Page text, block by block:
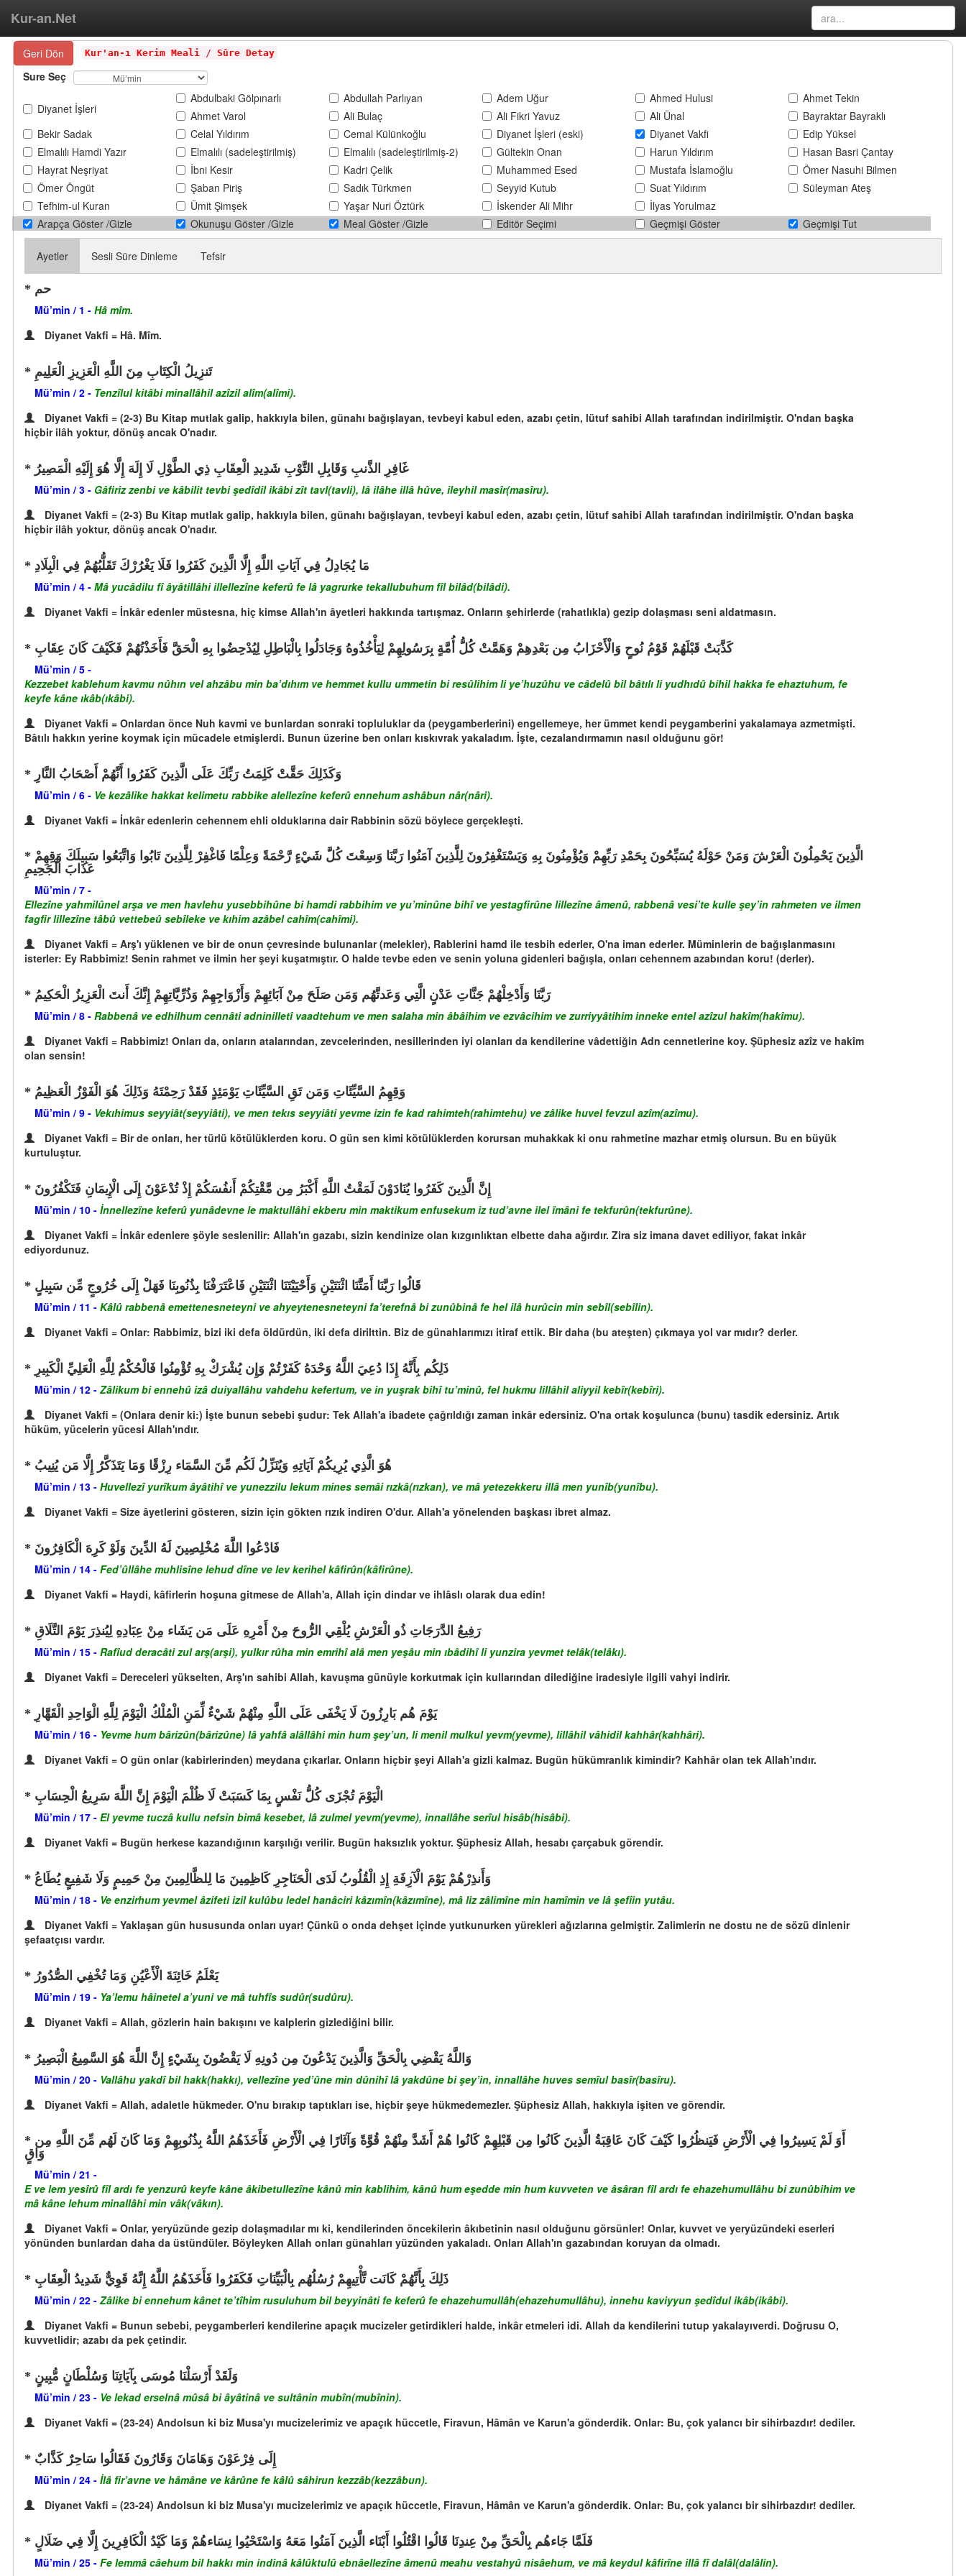
Kur-an.Net
Geri Dön Kur'an-ı Kerim Meali / Sûre Detay
Sure Seç
Diyanet İşleri
Abdulbaki Gölpınarlı Abdullah Parlıyan Adem Uğur Ahmed Hulusi
Ahmet Tekin
Ahmet Varol
Ali Bulaç Ali Fikri Yavuz Ali Ünal
Bayraktar Bayraklı
Bekir Sadak
Celal Yıldırım Cemal Külünkoğlu Diyanet İşleri (eski) Diyanet Vakfi
Edip Yüksel
Elmalılı Hamdi Yazır
Elmalılı (sadeleştirilmiş) Elmalılı (sadeleştirilmiş-2) Gültekin Onan Harun Yıldırım
Hasan Basri Çantay
Hayrat Neşriyat
İbni Kesir Kadri Çelik Muhammed Esed Mustafa İslamoğlu
Ömer Nasuhi Bilmen
Ömer Öngüt
Şaban Piriş Sadık Türkmen Seyyid Kutub Suat Yıldırım
Süleyman Ateş
Tefhim-ul Kuran
Ümit Şimşek Yaşar Nuri Öztürk İskender Ali Mihr
İlyas Yorulmaz
Arapça Göster /Gizle
Okunuşu Göster /Gizle Meal Göster /Gizle Editör Seçimi Geçmişi Göster Geçmişi Tut
Ayetler Sesli Süre Dinleme Tefsir
حم
Mü’min / 1 - Hâ mîm.
Diyanet Vakfi = Hâ. Mîm.
تَنزِيلُ الْكِتَابِ مِنَ اللَّهِ الْعَزِيزِ الْعَلِيمِ
Mü’min / 2 - Tenzîlul kitâbi minallâhil azîzil alîm(alîmi).
Diyanet Vakfi = (2-3) Bu Kitap mutlak galip, hakkıyla bilen, günahı bağışlayan, tevbeyi kabul eden, azabı çetin, lütuf sahibi Allah tarafından indirilmiştir. O'ndan başka
hiçbir ilâh yoktur, dönüş ancak O'nadır.
غَافِرِ الذَّنبِ وَقَابِلِ التَّوْبِ شَدِيدِ الْعِقَابِ ذِي الطَّوْلِ لَا إِلَهَ إِلَّا هُوَ إِلَيْهِ الْمَصِيرُ
Mü’min / 3 - Gâfiriz zenbi ve kâbilit tevbi şedîdil ikâbi zît tavl(tavli), lâ ilâhe illâ hûve, ileyhil masîr(masîru).
Diyanet Vakfi = (2-3) Bu Kitap mutlak galip, hakkıyla bilen, günahı bağışlayan, tevbeyi kabul eden, azabı çetin, lütuf sahibi Allah tarafından indirilmiştir. O'ndan başka
hiçbir ilâh yoktur, dönüş ancak O'nadır.
مَا يُجَادِلُ فِي آيَاتِ اللَّهِ إِلَّا الَّذِينَ كَفَرُوا فَلَا يَغْرُرْكَ تَقَلُّبُهُمْ فِي الْبِلَادِ
Mü’min / 4 - Mâ yucâdilu fî âyâtillâhi illellezîne keferû fe lâ yagrurke tekallubuhum fîl bilâd(bilâdi).
Diyanet Vakfi = İnkâr edenler müstesna, hiç kimse Allah'ın âyetleri hakkında tartışmaz. Onların şehirlerde (rahatlıkla) gezip dolaşması seni aldatmasın.
كَذَّبَتْ قَبْلَهُمْ قَوْمُ نُوحٍ وَالْأَحْزَابُ مِن بَعْدِهِمْ وَهَمَّتْ كُلُّ أُمَّةٍ بِرَسُولِهِمْ لِيَأْخُذُوهُ وَجَادَلُوا بِالْبَاطِلِ لِيُدْحِضُوا بِهِ الْحَقَّ فَأَخَذْتُهُمْ فَكَيْفَ كَانَ عِقَابِ
Mü’min / 5 -
Kezzebet kablehum kavmu nûhın vel ahzâbu min ba’dıhım ve hemmet kullu ummetin bi resûlihim li ye’huzûhu ve câdelû bil bâtılı li yudhıdû bihil hakka fe ehaztuhum, fe
keyfe kâne ıkâb(ıkâbi).
Diyanet Vakfi = Onlardan önce Nuh kavmi ve bunlardan sonraki topluluklar da (peygamberlerini) engellemeye, her ümmet kendi peygamberini yakalamaya azmetmişti.
Bâtılı hakkın yerine koymak için mücadele etmişlerdi. Bunun üzerine ben onları kıskıvrak yakaladım. İşte, cezalandırmamın nasıl olduğunu gör!
وَكَذَلِكَ حَقَّتْ كَلِمَتُ رَبِّكَ عَلَى الَّذِينَ كَفَرُوا أَنَّهُمْ أَصْحَابُ النَّارِ
Mü’min / 6 - Ve kezâlike hakkat kelimetu rabbike alellezîne keferû ennehum ashâbun nâr(nâri).
Diyanet Vakfi = İnkâr edenlerin cehennem ehli olduklarına dair Rabbinin sözü böylece gerçekleşti.
عَذَابَ الْجَحِيمِ
Mü’min / 7 -
Ellezîne yahmilûnel arşa ve men havlehu yusebbihûne bi hamdi rabbihim ve yu’minûne bihî ve yestagfirûne lillezîne âmenû, rabbenâ vesi’te kulle şey’in rahmeten ve ilmen
fagfir lillezîne tâbû vettebeû sebîleke ve kıhim azâbel cahîm(cahîmi).
Diyanet Vakfi = Arş'ı yüklenen ve bir de onun çevresinde bulunanlar (melekler), Rablerini hamd ile tesbih ederler, O'na iman ederler. Müminlerin de bağışlanmasını
isterler: Ey Rabbimiz! Senin rahmet ve ilmin her şeyi kuşatmıştır. O halde tevbe eden ve senin yoluna gidenleri bağışla, onları cehennem azabından koru! (derler).
رَبَّنَا وَأَدْخِلْهُمْ جَنَّاتِ عَدْنٍ الَّتِي وَعَدتَّهُم وَمَن صَلَحَ مِنْ آبَائِهِمْ وَأَزْوَاجِهِمْ وَذُرِّيَّاتِهِمْ إِنَّكَ أَنتَ الْعَزِيزُ الْحَكِيمُ
Mü’min / 8 - Rabbenâ ve edhilhum cennâti adninilletî vaadtehum ve men salaha min âbâihim ve ezvâcihim ve zurriyyâtihim inneke entel azîzul hakîm(hakîmu).
Diyanet Vakfi = Rabbimiz! Onları da, onların atalarından, zevcelerinden, nesillerinden iyi olanları da kendilerine vâdettiğin Adn cennetlerine koy. Şüphesiz azîz ve hakîm
olan sensin!
وَقِهِمُ السَّيِّئَاتِ وَمَن تَقِ السَّيِّئَاتِ يَوْمَئِذٍ فَقَدْ رَحِمْتَهُ وَذَلِكَ هُوَ الْفَوْزُ الْعَظِيمُ
Mü’min / 9 - Vekıhimus seyyiât(seyyiâti), ve men tekıs seyyiâti yevme izin fe kad rahimteh(rahimtehu) ve zâlike huvel fevzul azîm(azîmu).
Diyanet Vakfi = Bir de onları, her türlü kötülüklerden koru. O gün sen kimi kötülüklerden korursan muhakkak ki onu rahmetine mazhar etmiş olursun. Bu en büyük
kurtuluştur.
إِنَّ الَّذِينَ كَفَرُوا يُنَادَوْنَ لَمَقْتُ اللَّهِ أَكْبَرُ مِن مَّقْتِكُمْ أَنفُسَكُمْ إِذْ تُدْعَوْنَ إِلَى الْإِيمَانِ فَتَكْفُرُونَ
Mü’min / 10 - İnnellezîne keferû yunâdevne le maktullâhi ekberu min maktikum enfusekum iz tud’avne ilel îmâni fe tekfurûn(tekfurûne).
Diyanet Vakfi = İnkâr edenlere şöyle seslenilir: Allah'ın gazabı, sizin kendinize olan kızgınlıktan elbette daha ağırdır. Zira siz imana davet ediliyor, fakat inkâr
ediyordunuz.
قَالُوا رَبَّنَا أَمَتَّنَا اثْنَتَيْنِ وَأَحْيَيْتَنَا اثْنَتَيْنِ فَاعْتَرَفْنَا بِذُنُوبِنَا فَهَلْ إِلَى خُرُوجٍ مِّن سَبِيلٍ
Mü’min / 11 - Kâlû rabbenâ emettenesneteyni ve ahyeytenesneteyni fa’terefnâ bi zunûbinâ fe hel ilâ hurûcin min sebîl(sebîlin).
Diyanet Vakfi = Onlar: Rabbimiz, bizi iki defa öldürdün, iki defa dirilttin. Biz de günahlarımızı itiraf ettik. Bir daha (bu ateşten) çıkmaya yol var mıdır? derler.
ذَلِكُم بِأَنَّهُ إِذَا دُعِيَ اللَّهُ وَحْدَهُ كَفَرْتُمْ وَإِن يُشْرَكْ بِهِ تُؤْمِنُوا فَالْحُكْمُ لِلَّهِ الْعَلِيِّ الْكَبِيرِ
Mü’min / 12 - Zâlikum bi ennehû izâ duiyallâhu vahdehu kefertum, ve in yuşrak bihî tu’minû, fel hukmu lillâhil aliyyil kebîr(kebîri).
Diyanet Vakfi = (Onlara denir ki:) İşte bunun sebebi şudur: Tek Allah'a ibadete çağrıldığı zaman inkâr edersiniz. O'na ortak koşulunca (bunu) tasdik edersiniz. Artık
hüküm, yücelerin yücesi Allah'ındır.
هُوَ الَّذِي يُرِيكُمْ آيَاتِهِ وَيُنَزِّلُ لَكُم مِّنَ السَّمَاء رِزْقًا وَمَا يَتَذَكَّرُ إِلَّا مَن يُنِيبُ
Mü’min / 13 - Huvellezî yurîkum âyâtihî ve yunezzilu lekum mines semâi rızkâ(rızkan), ve mâ yetezekkeru illâ men yunîb(yunîbu).
Diyanet Vakfi = Size âyetlerini gösteren, sizin için gökten rızık indiren O'dur. Allah'a yönelenden başkası ibret almaz.
فَادْعُوا اللَّهَ مُخْلِصِينَ لَهُ الدِّينَ وَلَوْ كَرِهَ الْكَافِرُونَ
Mü’min / 14 - Fed’ûllâhe muhlisîne lehud dîne ve lev kerihel kâfirûn(kâfirûne).
Diyanet Vakfi = Haydi, kâfirlerin hoşuna gitmese de Allah'a, Allah için dindar ve ihlâslı olarak dua edin!
رَفِيعُ الدَّرَجَاتِ ذُو الْعَرْشِ يُلْقِي الرُّوحَ مِنْ أَمْرِهِ عَلَى مَن يَشَاء مِنْ عِبَادِهِ لِيُنذِرَ يَوْمَ التَّلَاقِ
Mü’min / 15 - Rafîud deracâti zul arş(arşi), yulkır rûha min emrihî alâ men yeşâu min ıbâdihî li yunzira yevmet telâk(telâkı).
Diyanet Vakfi = Dereceleri yükselten, Arş'ın sahibi Allah, kavuşma günüyle korkutmak için kullarından dilediğine iradesiyle ilgili vahyi indirir.
يَوْمَ هُم بَارِزُونَ لَا يَخْفَى عَلَى اللَّهِ مِنْهُمْ شَيْءٌ لِّمَنِ الْمُلْكُ الْيَوْمَ لِلَّهِ الْوَاحِدِ الْقَهَّارِ
Mü’min / 16 - Yevme hum bârizûn(bârizûne) lâ yahfâ alâllâhi min hum şey’un, li menil mulkul yevm(yevme), lillâhil vâhidil kahhâr(kahhâri).
Diyanet Vakfi = O gün onlar (kabirlerinden) meydana çıkarlar. Onların hiçbir şeyi Allah'a gizli kalmaz. Bugün hükümranlık kimindir? Kahhâr olan tek Allah'ındır.
الْيَوْمَ تُجْزَى كُلُّ نَفْسٍ بِمَا كَسَبَتْ لَا ظُلْمَ الْيَوْمَ إِنَّ اللَّهَ سَرِيعُ الْحِسَابِ
Mü’min / 17 - El yevme tuczâ kullu nefsin bimâ kesebet, lâ zulmel yevm(yevme), innallâhe serîul hisâb(hisâbi).
Diyanet Vakfi = Bugün herkese kazandığının karşılığı verilir. Bugün haksızlık yoktur. Şüphesiz Allah, hesabı çarçabuk görendir.
وَأَنذِرْهُمْ يَوْمَ الْآزِفَةِ إِذِ الْقُلُوبُ لَدَى الْحَنَاجِرِ كَاظِمِينَ مَا لِلظَّالِمِينَ مِنْ حَمِيمٍ وَلَا شَفِيعٍ يُطَاعُ
Mü’min / 18 - Ve enzirhum yevmel âzifeti izil kulûbu ledel hanâciri kâzımîn(kâzımîne), mâ liz zâlimîne min hamîmin ve lâ şefîin yutâu.
Diyanet Vakfi = Yaklaşan gün hususunda onları uyar! Çünkü o onda dehşet içinde yutkunurken yürekleri ağızlarına gelmiştir. Zalimlerin ne dostu ne de sözü dinlenir
şefaatçısı vardır.
يَعْلَمُ خَائِنَةَ الْأَعْيُنِ وَمَا تُخْفِي الصُّدُورُ
Mü’min / 19 - Ya’lemu hâinetel a’yuni ve mâ tuhfîs sudûr(sudûru).
Diyanet Vakfi = Allah, gözlerin hain bakışını ve kalplerin gizlediğini bilir.
وَاللَّهُ يَقْضِي بِالْحَقِّ وَالَّذِينَ يَدْعُونَ مِن دُونِهِ لَا يَقْضُونَ بِشَيْءٍ إِنَّ اللَّهَ هُوَ السَّمِيعُ الْبَصِيرُ
Mü’min / 20 - Vallâhu yakdî bil hakk(hakkı), vellezîne yed’ûne min dûnihî lâ yakdûne bi şey’in, innallâhe huves semîul basîr(basîru).
Diyanet Vakfi = Allah, adaletle hükmeder. O'nu bırakıp taptıkları ise, hiçbir şeye hükmedemezler. Şüphesiz Allah, hakkıyla işiten ve görendir.
وَاقٍ
Mü’min / 21 -
E ve lem yesîrû fîl ardı fe yenzurû keyfe kâne âkibetullezîne kânû min kablihim, kânû hum eşedde min hum kuvveten ve âsâran fîl ardı fe ehazehumullâhu bi zunûbihim ve
mâ kâne lehum minallâhi min vâk(vâkın).
Diyanet Vakfi = Onlar, yeryüzünde gezip dolaşmadılar mı ki, kendilerinden öncekilerin âkıbetinin nasıl olduğunu görsünler! Onlar, kuvvet ve yeryüzündeki eserleri
yönünden bunlardan daha da üstündüler. Böyleyken Allah onları günahları yüzünden yakaladı. Onları Allah'ın gazabından koruyan da olmadı.
ذَلِكَ بِأَنَّهُمْ كَانَت تَّأْتِيهِمْ رُسُلُهُم بِالْبَيِّنَاتِ فَكَفَرُوا فَأَخَذَهُمُ اللَّهُ إِنَّهُ قَوِيٌّ شَدِيدُ الْعِقَابِ
Mü’min / 22 - Zâlike bi ennehum kânet te’tîhim rusuluhum bil beyyinâti fe keferû fe ehazehumullâh(ehazehumullâhu), innehu kaviyyun şedîdul ikâb(ikâbi).
Diyanet Vakfi = Bunun sebebi, peygamberleri kendilerine apaçık mucizeler getirdikleri halde, inkâr etmeleri idi. Allah da kendilerini tutup yakalayıverdi. Doğrusu O,
kuvvetlidir; azabı da pek çetindir.
وَلَقَدْ أَرْسَلْنَا مُوسَى بِآيَاتِنَا وَسُلْطَانٍ مُّبِينٍ
Mü’min / 23 - Ve lekad erselnâ mûsâ bi âyâtinâ ve sultânin mubîn(mubînin).
Diyanet Vakfi = (23-24) Andolsun ki biz Musa'yı mucizelerimiz ve apaçık hüccetle, Firavun, Hâmân ve Karun'a gönderdik. Onlar: Bu, çok yalancı bir sihirbazdır! dediler.
إِلَى فِرْعَوْنَ وَهَامَانَ وَقَارُونَ فَقَالُوا سَاحِرٌ كَذَّابٌ
Mü’min / 24 - İlâ fir’avne ve hâmâne ve kârûne fe kâlû sâhirun kezzâb(kezzâbun).
Diyanet Vakfi = (23-24) Andolsun ki biz Musa'yı mucizelerimiz ve apaçık hüccetle, Firavun, Hâmân ve Karun'a gönderdik. Onlar: Bu, çok yalancı bir sihirbazdır! dediler.
فَلَمَّا جَاءهُم بِالْحَقِّ مِنْ عِندِنَا قَالُوا اقْتُلُوا أَبْنَاء الَّذِينَ آمَنُوا مَعَهُ وَاسْتَحْيُوا نِسَاءهُمْ وَمَا كَيْدُ الْكَافِرِينَ إِلَّا فِي ضَلَالٍ
Mü’min / 25 - Fe lemmâ câehum bil hakkı min indinâ kâlûktulû ebnâellezîne âmenû meahu vestahyû nisâehum, ve mâ keydul kâfirîne illâ fî dalâl(dalâlin).